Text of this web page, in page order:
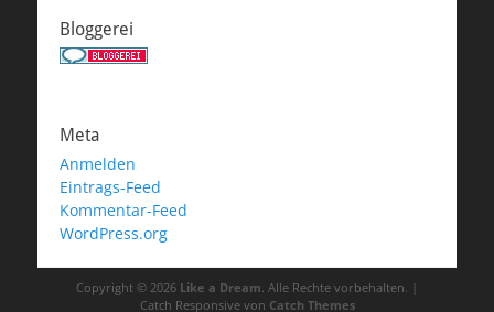
Bloggerei
Meta
Anmelden
Eintrags-Feed
Kommentar-Feed
WordPress.org
Copyright © 2026 Like a Dream . Alle Rechte vorbehalten. |
Catch Responsive von Catch Themes